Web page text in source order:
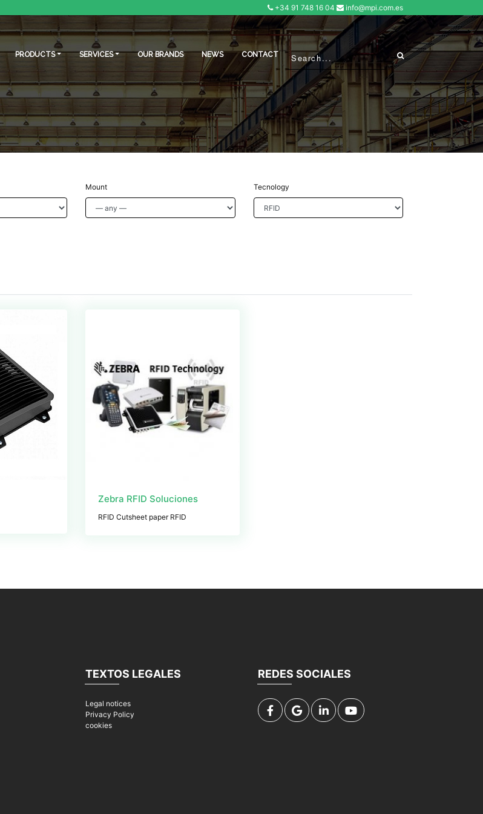
+34 91 748 16 04 info@mpi.com.es
PRODUCTS SERVICES OUR BRANDS NEWS CONTACT
Mount Tecnology
Zebra RFID Soluciones
RFID Cutsheet paper RFID
TEXTOS LEGALES
Legal notices
Privacy Policy
cookies
REDES SOCIALES